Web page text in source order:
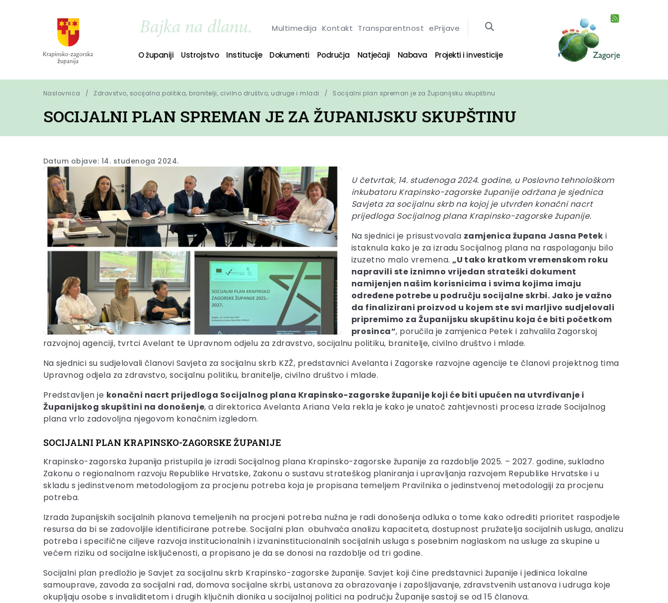
Multimedija Kontakt Transparentnost ePrijave
O županiji Ustrojstvo Institucije Dokumenti Područja Natječaji Nabava Projekti i investicije
Naslovnica Zdravstvo, socijalna politika, branitelji, civilno društvo, udruge i mladi Socijalni plan spreman je za Županijsku skupštinu
SOCIJALNI PLAN SPREMAN JE ZA ŽUPANIJSKU SKUPŠTINU
Datum objave: 14. studenoga 2024.
U četvrtak, 14. studenoga 2024. godine, u Poslovno tehnološkom
inkubatoru Krapinsko-zagorske županije održana je sjednica
Savjeta za socijalnu skrb na kojoj je utvrđen konačni nacrt
prijedloga Socijalnog plana Krapinsko-zagorske županije.
Na sjednici je prisustvovala zamjenica župana Jasna Petek i
istaknula kako je za izradu Socijalnog plana na raspolaganju bilo
izuzetno malo vremena.„U tako kratkom vremenskom roku
napravili ste iznimno vrijedan strateški dokument
namijenjen našim korisnicima i svima kojima imaju
određene potrebe u području socijalne skrbi. Jako je važno
da finalizirani proizvod u kojem ste svi marljivo sudjelovali
pripremimo za Županijsku skupštinu koja će biti početkom
prosinca“, poručila je zamjenica Petek i zahvalila Zagorskoj
razvojnoj agenciji, tvrtci Avelant te Upravnom odjelu za zdravstvo, socijalnu politiku, branitelje, civilno društvo i mlade.
Na sjednici su sudjelovali članovi Savjeta za socijalnu skrb KZŽ, predstavnici Avelanta i Zagorske razvojne agencije te članovi projektnog tima
Upravnog odjela za zdravstvo, socijalnu politiku, branitelje, civilno društvo i mlade.
Predstavljen je konačni nacrt prijedloga Socijalnog plana Krapinsko-zagorske županije koji će biti upućen na utvrđivanje i
Županijskog skupštini na donošenje, a direktorica Avelanta Ariana Vela rekla je kako je unatoč zahtjevnosti procesa izrade Socijalnog
plana vrlo zadovoljna njegovom konačnim izgledom.
SOCIJALNI PLAN KRAPINSKO-ZAGORSKE ŽUPANIJE
Krapinsko-zagorska županija pristupila je izradi Socijalnog plana Krapinsko-zagorske županije za razdoblje 2025. – 2027. godine, sukladno
Zakonu o regionalnom razvoju Republike Hrvatske, Zakonu o sustavu strateškog planiranja i upravljanja razvojem Republike Hrvatske i u
skladu s jedinstvenom metodologijom za procjenu potreba koja je propisana temeljem Pravilnika o jedinstvenoj metodologiji za procjenu
potreba.
Izrada županijskih socijalnih planova temeljenih na procjeni potreba nužna je radi donošenja odluka o tome kako odrediti prioritet raspodjele
resursa da bi se zadovoljile identificirane potrebe. Socijalni plan obuhvaća analizu kapaciteta, dostupnost pružatelja socijalnih usluga, analizu
potreba i specifične ciljeve razvoja institucionalnih i izvaninstitucionalnih socijalnih usluga s posebnim naglaskom na usluge za skupine u
većem riziku od socijalne isključenosti, a propisano je da se donosi na razdoblje od tri godine.
Socijalni plan predložio je Savjet za socijalnu skrb Krapinsko-zagorske županije. Savjet koji čine predstavnici županije i jedinica lokalne
samouprave, zavoda za socijalni rad, domova socijalne skrbi, ustanova za obrazovanje i zapošljavanje, zdravstvenih ustanova i udruga koje
okupljaju osobe s invaliditetom i drugih ključnih dionika u socijalnoj politici na području Županije sastoji se od 15 članova.